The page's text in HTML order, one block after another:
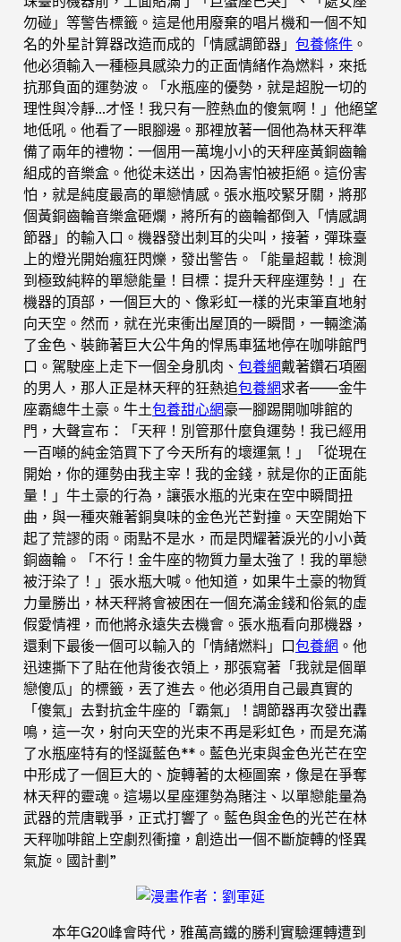
勿碰」等警告標籤。這是他用廢棄的唱片機和一個不知
名的外星計算器改造而成的「情感調節器」 包養條件 。
他必須輸入一種極具感染力的正面情緒作為燃料，來抵
抗那負面的運勢波。「水瓶座的優勢，就是超脫一切的
理性與冷靜…才怪！我只有一腔熱血的傻氣啊！」他絕望
地低吼。他看了一眼腳邊。那裡放著一個他為林天秤準
備了兩年的禮物：一個用一萬塊小小的天秤座黃銅齒輪
組成的音樂盒。他從未送出，因為害怕被拒絕。這份害
怕，就是純度最高的單戀情感。張水瓶咬緊牙關，將那
個黃銅齒輪音樂盒砸爛，將所有的齒輪都倒入「情感調
節器」的輸入口。機器發出刺耳的尖叫，接著，彈珠臺
上的燈光開始瘋狂閃爍，發出警告。「能量超載！檢測
到極致純粹的單戀能量！目標：提升天秤座運勢！」在
機器的頂部，一個巨大的、像彩虹一樣的光束筆直地射
向天空。然而，就在光束衝出屋頂的一瞬間，一輛塗滿
了金色、裝飾著巨大公牛角的悍馬車猛地停在咖啡館門
口。駕駛座上走下一個全身肌肉、 包養網戴著鑽石項圈
的男人，那人正是林天秤的狂熱追包養網求者——金牛
座霸總牛土豪。牛土包養甜心網豪一腳踢開咖啡館的
門，大聲宣布：「天秤！別管那什麼負運勢！我已經用
一百噸的純金箔買下了今天所有的壞運氣！」「從現在
開始，你的運勢由我主宰！我的金錢，就是你的正面能
量！」牛土豪的行為，讓張水瓶的光束在空中瞬間扭
曲，與一種夾雜著銅臭味的金色光芒對撞。天空開始下
起了荒謬的雨。雨點不是水，而是閃耀著淚光的小小黃
銅齒輪。「不行！金牛座的物質力量太強了！我的單戀
被汙染了！」張水瓶大喊。他知道，如果牛土豪的物質
力量勝出，林天秤將會被困在一個充滿金錢和俗氣的虛
假愛情裡，而他將永遠失去機會。張水瓶看向那機器，
還剩下最後一個可以輸入的「情緒燃料」口包養網 。他
迅速撕下了貼在他背後衣領上，那張寫著「我就是個單
戀傻瓜」的標籤，丟了進去。他必須用自己最真實的
「傻氣」去對抗金牛座的「霸氣」！調節器再次發出轟
鳴，這一次，射向天空的光束不再是彩虹色，而是充滿
了水瓶座特有的怪誕藍色**。藍色光束與金色光芒在空
中形成了一個巨大的、旋轉著的太極圖案，像是在爭奪
林天秤的靈魂。這場以星座運勢為賭注、以單戀能量為
武器的荒唐戰爭，正式打響了。藍色與金色的光芒在林
天秤咖啡館上空劇烈衝撞，創造出一個不斷旋轉的怪異
氣旋。國計劃”
漫畫作者：劉軍延
本年G20峰會時代，雅萬高鐵的勝利實驗運轉遭到